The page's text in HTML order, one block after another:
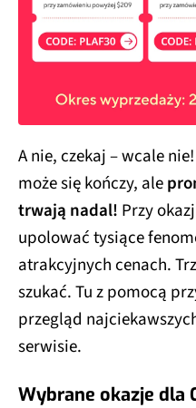
A nie, czekaj – wcale
może się kończy, ale
trwają nadal! Przy
upolować tysiące
atrakcyjnych cenach.
szukać. Tu z pomocą
przegląd
serwisie.
Wybrane okazje dla